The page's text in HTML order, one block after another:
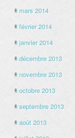
mars 2014
février 2014
janvier 2014
décembre 2013
novembre 2013
octobre 2013
septembre 2013
août 2013